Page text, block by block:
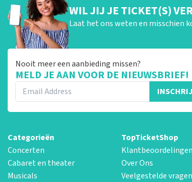
WIL JIJ JE TICKET(S)
Laat het ons weten en misschien
Nooit meer een aanbieding missen?
MELD JE AAN VOOR DE NIEUWSBRIEF!
Categorieën
Concerten
Cabaret en theater
Musicals
TopTicketShop
Klantbeoordelingen
Over Ons
Veelgestelde vragen